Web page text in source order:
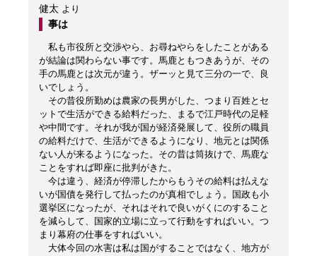
健太 より
事は
私も市役所と交渉やら、お尋ねやらをしたことがある
が結論は関わらない事です。馬鹿ともつきあうが、その
手の馬鹿とは次元が違う。ザーッと見て三分の一で、良
いでしょう。
その昔役所勤めは農家の長男がした、つまり百姓とセ
ットで生活ができる給料だった、まるで江戸時代の足軽
や中間です。それが我が国が経済発展して、役所の職員
の給料だけで、生活ができるようになり、地元とは関係
ない人が来るようになった。その昔は筒抜けで、馬鹿な
ことをすれば即座に批判がきた。
今は違う、経済が停滞したからもうその給料は払えな
いが国債を発行して払ったのが真相でしょう。国政も小
選挙区になったが、それはそれで良いがくにのすること
を減らして、国家的立場に立って行動をすればいい。つ
まり幕府の仕事をすればいい。
大体今回の水害は私は国がすることではなく、地方が